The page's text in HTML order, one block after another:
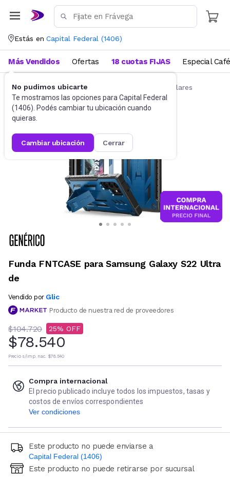
Estás en Capital Federal (1406)
No pudimos ubicarte
Te mostramos las opciones para Capital Federal
(1406). Podés cambiar tu ubicación cuando
quieras.
cambiar ubicación cerrar
Más Vendidos Ofertas 18 cuotas FIJAS Especial Café
Accesorios para Celulares Fundas para celulares
Funda FNTCASE para Samsung Galaxy S22 Ultra
de
Vendido por Glic
Producto de nuestra red de proveedores
$104.720 25
$78.540
Precio s/imp. nac. $78.540
Compra internacional
El precio publicado incluye todos los impuestos, tasas y
costos de envíos correspondientes
Ver condiciones
Este producto no puede enviarse a
Capital Federal (1406)
Ingresá código postal (sólo números)
Este producto no puede retirarse por sucursal